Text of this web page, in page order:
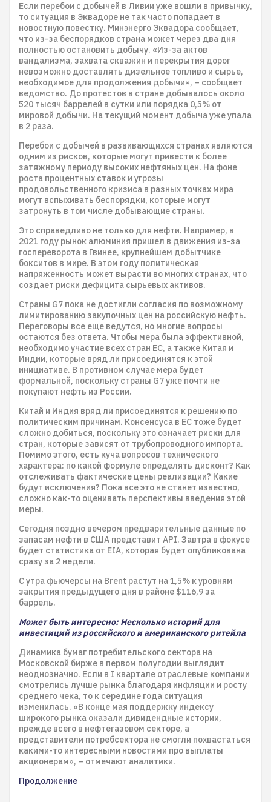
Если перебои с добычей в Ливии уже вошли в привычку,
то ситуация в Эквадоре не так часто попадает в
новостную повестку. Минэнерго Эквадора сообщает,
что из-за беспорядков страна может через два дня
полностью остановить добычу. «Из-за актов
вандализма, захвата скважин и перекрытия дорог
невозможно доставлять дизельное топливо и сырье,
необходимое для продолжения добычи», – сообщает
ведомство. До протестов в стране добывалось около
520 тысяч баррелей в сутки или порядка 0,5% от
мировой добычи. На текущий момент добыча уже упала
в 2 раза.
Перебои с добычей в развивающихся странах являются
одним из рисков, которые могут привести к более
затяжному периоду высоких нефтяных цен. На фоне
роста процентных ставок и угрозы
продовольственного кризиса в разных точках мира
могут вспыхивать беспорядки, которые могут
затронуть в том числе добывающие страны.
Это справедливо не только для нефти. Например, в
2021 году рынок алюминия пришел в движения из-за
госпереворота в Гвинее, крупнейшем добытчике
бокситов в мире. В этом году политическая
напряженность может вырасти во многих странах, что
создает риски дефицита сырьевых активов.
Страны G7 пока не достигли согласия по возможному
лимитированию закупочных цен на российскую нефть.
Переговоры все еще ведутся, но многие вопросы
остаются без ответа. Чтобы мера была эффективной,
необходимо участие всех стран ЕС, а также Китая и
Индии, которые вряд ли присоединятся к этой
инициативе. В противном случае мера будет
формальной, поскольку страны G7 уже почти не
покупают нефть из России.
Китай и Индия вряд ли присоединятся к решению по
политическим причинам. Консенсуса в ЕС тоже будет
сложно добиться, поскольку это означает риски для
стран, которые зависят от трубопроводного импорта.
Помимо этого, есть куча вопросов технического
характера: по какой формуле определять дисконт? Как
отслеживать фактические цены реализации? Какие
будут исключения? Пока все это не станет известно,
сложно как-то оценивать перспективы введения этой
меры.
Сегодня поздно вечером предварительные данные по
запасам нефти в США представит API. Завтра в фокусе
будет статистика от EIA, которая будет опубликована
сразу за 2 недели.
С утра фьючерсы на Brent растут на 1,5% к уровням
закрытия предыдущего дня в районе $116,9 за
баррель.
Может быть интересно: Несколько историй для
инвестиций из российского и американского ритейла
Динамика бумаг потребительского сектора на
Московской бирже в первом полугодии выглядит
неоднозначно. Если в I квартале отраслевые компании
смотрелись лучше рынка благодаря инфляции и росту
среднего чека, то к середине года ситуация
изменилась. «В конце мая поддержку индексу
широкого рынка оказали дивидендные истории,
прежде всего в нефтегазовом секторе, а
представители потребсектора не смогли похвастаться
какими-то интересными новостями про выплаты
акционерам», – отмечают аналитики.
Продолжение